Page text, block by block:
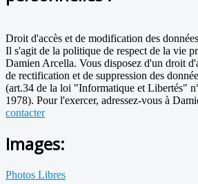
Droit d'accès et de modification des
Il s'agit de la politique de respect de la vie
Damien Arcella. Vous disposez d'un droit
de rectification et de suppression des
(art.34 de la loi "Informatique et Libertés"
1978). Pour l'exercer, adressez-vous à
contacter
Images:
Photos Libres